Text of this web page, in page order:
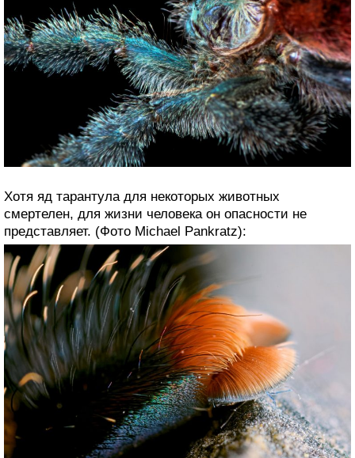
Хотя яд тарантула для некоторых животных
смертелен, для жизни человека он опасности не
представляет. (Фото Michael Pankratz):